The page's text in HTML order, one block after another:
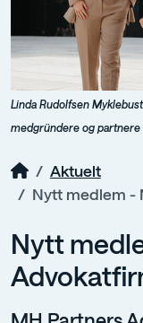
Linda Rudolfsen
medgründere og partnere
Aktuelt
Nytt medlem -
Nytt